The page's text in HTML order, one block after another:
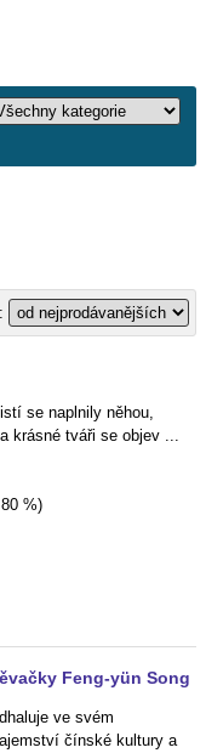
se naplnily něhou,
krásné tváři se objev ...
%)
Feng-yün Song
ve svém
čínské kultury a